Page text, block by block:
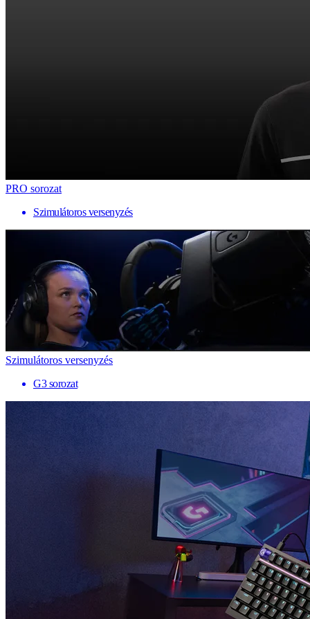
PRO sorozat
Szimulátoros versenyzés
Szimulátoros versenyzés
G3 sorozat